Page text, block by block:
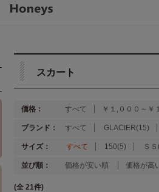
スカート
価格： すべて ￥１,０００～￥
ブランド： すべて GLACIER(15)
サイズ： すべて 150(5) Ｓ
並び順： 価格が安い順 価格が高
(全 21件)